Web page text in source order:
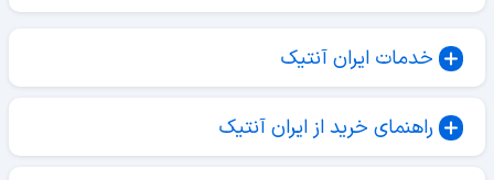
خدمات ایران آنتیک
راهنمای خرید از ایران آنتیک